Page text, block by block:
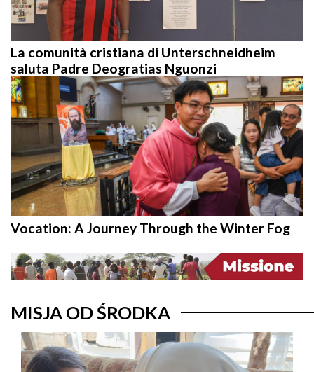
La comunità cristiana di Unterschneidheim
saluta Padre Deogratias Nguonzi
Vocation: A Journey Through the Winter Fog
MISJA OD ŚRODKA